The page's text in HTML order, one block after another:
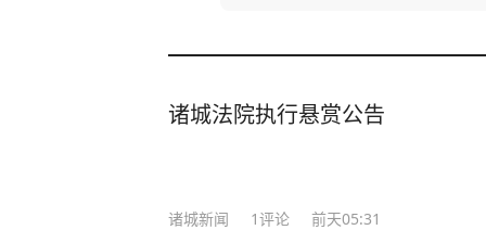
诸城法院执行悬赏公告
诸城新闻 1评论 前天05:31